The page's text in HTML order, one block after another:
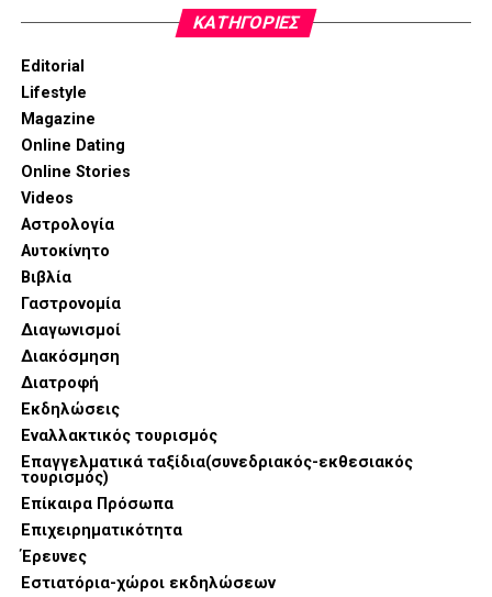
peg.mouzaki@gmail.com
KΑΤΗΓΟΡΊΕΣ
Editorial
Lifestyle
Magazine
Online Dating
Online Stories
Videos
Αστρολογία
Αυτοκίνητο
Βιβλία
Γαστρονομία
Διαγωνισμοί
Διακόσμηση
Διατροφή
Εκδηλώσεις
Εναλλακτικός τουρισμός
Επαγγελματικά ταξίδια(συνεδριακός-εκθεσιακός
τουρισμός)
Επίκαιρα Πρόσωπα
Επιχειρηματικότητα
Έρευνες
Εστιατόρια-χώροι εκδηλώσεων